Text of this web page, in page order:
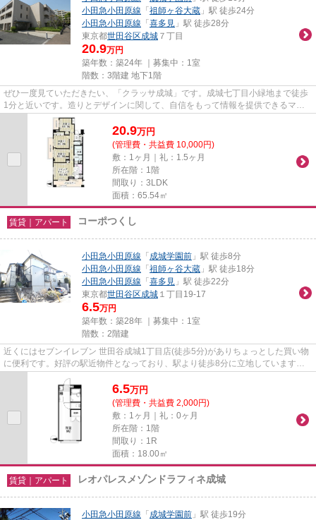
小田急小田原線 「祖師ヶ谷大蔵 」駅 徒歩24分
小田急小田原線 「喜多見 」駅 徒歩28分
東京都世田谷区成城 ７丁目
20.9万円
築年数：築24年 ｜募集中： 1室
階数：3階建 地下1階
ぜひ一度見ていただきたい、「クラッサ成城」です。成城七丁目小緑地まで徒歩
1分と近いです。造りとデザインに関して、自信をもって情報を提供できるマン
ションです。こちらの物件では...
20.9万円
(管理費・共益費 10,000円)
敷：1ヶ月｜礼：1.5ヶ月
所在階：1階
間取り：3LDK
面積：65.54㎡
賃貸｜アパート コーポつくし
小田急小田原線 「成城学園前 」駅 徒歩8分
小田急小田原線 「祖師ヶ谷大蔵 」駅 徒歩18分
小田急小田原線 「喜多見 」駅 徒歩22分
東京都世田谷区成城 １丁目19-17
6.5万円
築年数：築28年 ｜募集中： 1室
階数：2階建
近くにはセブンイレブン 世田谷成城1丁目店(徒歩5分)がありちょっとした買い物
に便利です。好評の駅近物件となっており、駅より徒歩8分に立地しています。
こちらの物件はアパートです...
6.5万円
(管理費・共益費 2,000円)
敷：1ヶ月｜礼：0ヶ月
所在階：1階
間取り：1R
面積：18.00㎡
賃貸｜アパート レオパレスメゾンドラフィネ成城
小田急小田原線 「成城学園前 」駅 徒歩19分